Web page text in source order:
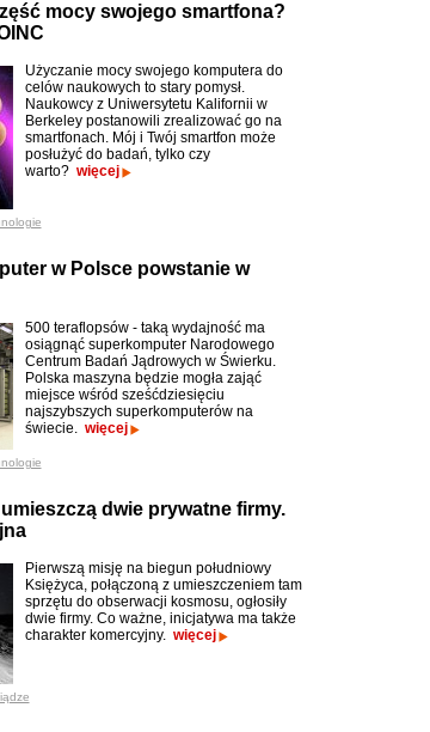
mocy swojego smartfona?
Użyczanie mocy swojego komputera do
celów naukowych to stary pomysł.
Naukowcy z Uniwersytetu Kalifornii w
Berkeley postanowili zrealizować go na
smartfonach. Mój i Twój smartfon może
posłużyć do badań, tylko czy
warto? więcej
w Polsce powstanie w
500 teraflopsów - taką wydajność ma
osiągnąć superkomputer Narodowego
Centrum Badań Jądrowych w Świerku.
Polska maszyna będzie mogła zająć
miejsce wśród sześćdziesięciu
najszybszych superkomputerów na
świecie. więcej
dwie prywatne firmy.
Pierwszą misję na biegun południowy
Księżyca, połączoną z umieszczeniem tam
sprzętu do obserwacji kosmosu, ogłosiły
dwie firmy. Co ważne, inicjatywa ma także
charakter komercyjny. więcej